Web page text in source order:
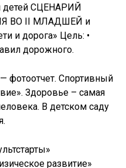
его в ноябре: Зимы
на дворе Но мы
веселый.
ВО II МЛАДШЕЙ и
и дорога» Цель: •
дорожного.
праздник
Здоровье –